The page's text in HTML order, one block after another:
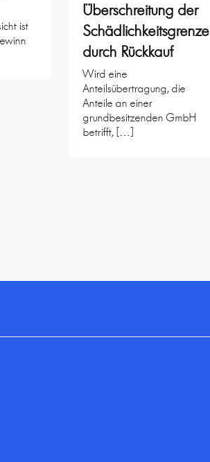
ist
Überschreitung der
Schädlichkeitsgrenze
durch Rückkauf
Wird eine
Anteilsübertragung, die
Anteile an einer
grundbesitzenden GmbH
betrifft, […]